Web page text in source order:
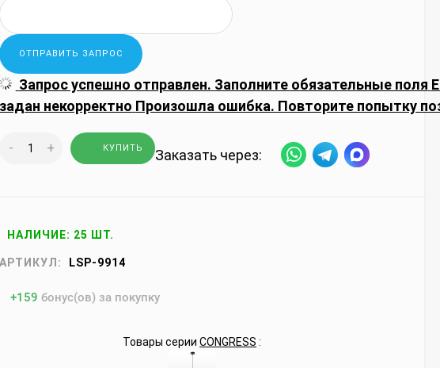
Запрос успешно отправлен. Заполните обязательные поля
задан некорректно Произошла ошибка. Повторите попытку
- + КУПИТЬ Заказать через:
НАЛИЧИЕ: 25 ШТ.
АРТИКУЛ: LSP-9914
+159 бонус(ов) за покупку
Товары серииCONGRESS :